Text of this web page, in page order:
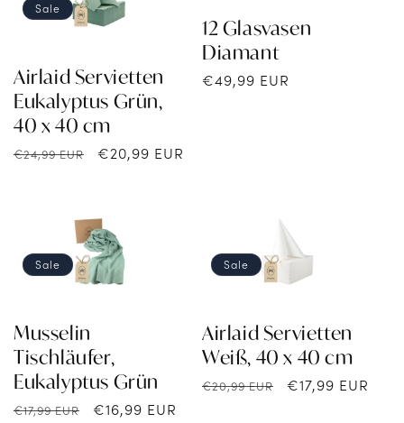
Sale
Airlaid Servietten
Eukalyptus Grün,
40 x 40 cm
Normaler
€24,99 EUR Verkaufspreis
€20,99 EUR
12 Glasvasen
Diamant
Normaler
€49,99 EUR
Sale
Musselin
Tischläufer,
Eukalyptus Grün
Normaler
€17,99 EUR Verkaufspreis
€16,99 EUR
Sale
Airlaid Servietten
Weiß, 40 x 40 cm
Normaler
€20,99 EUR Verkaufspreis
€17,99 EUR